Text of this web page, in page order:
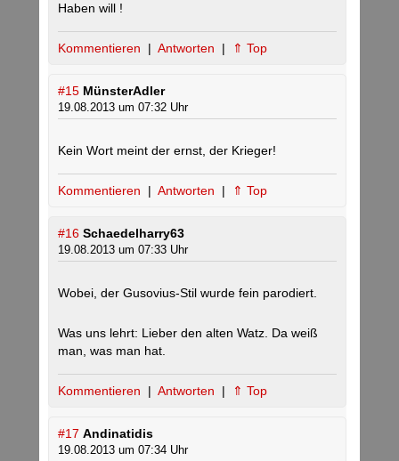
Haben will !
Kommentieren | Antworten | ⇑ Top
#15 MünsterAdler
19.08.2013 um 07:32 Uhr
Kein Wort meint der ernst, der Krieger!
Kommentieren | Antworten | ⇑ Top
#16 Schaedelharry63
19.08.2013 um 07:33 Uhr
Wobei, der Gusovius-Stil wurde fein parodiert.
Was uns lehrt: Lieber den alten Watz. Da weiß
man, was man hat.
Kommentieren | Antworten | ⇑ Top
#17 Andinatidis
19.08.2013 um 07:34 Uhr